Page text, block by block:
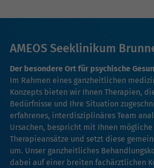
AMEOS Seeklinikum
Der besondere Ort für psychische
Im Rahmen eines ganzheitlichen
Konzepts bieten wir Ihnen Therapien,
Bedürfnisse und Ihre Situation
erfahrenes, interdisziplinäres Team
Ursachen, bespricht mit Ihnen mögliche
Therapieansätze und setzt diese
um. Unser ganzheitliches
dabei auf einer breiten fachärztlichen